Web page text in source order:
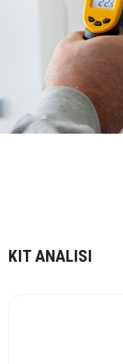
KIT ANALISI